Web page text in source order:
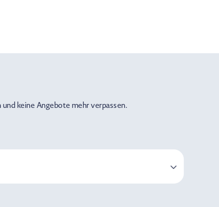
keine Angebote mehr verpassen.